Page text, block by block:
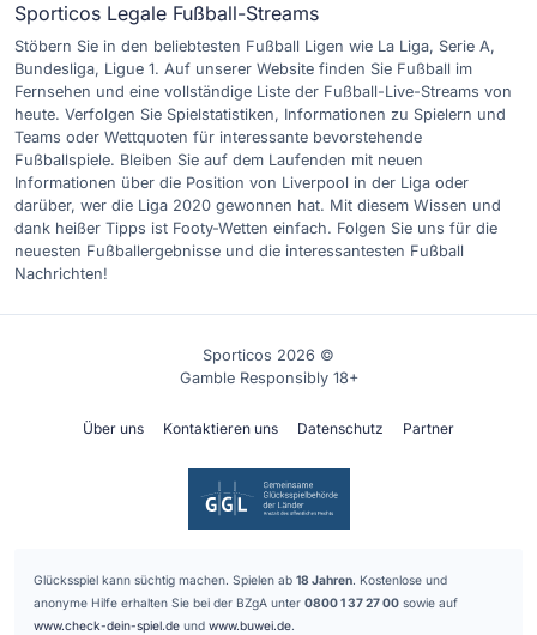
Sporticos Legale Fußball-Streams
Stöbern Sie in den beliebtesten Fußball Ligen wie La Liga, Serie A,
Bundesliga, Ligue 1. Auf unserer Website finden Sie Fußball im
Fernsehen und eine vollständige Liste der Fußball-Live-Streams von
heute. Verfolgen Sie Spielstatistiken, Informationen zu Spielern und
Teams oder Wettquoten für interessante bevorstehende
Fußballspiele. Bleiben Sie auf dem Laufenden mit neuen
Informationen über die Position von Liverpool in der Liga oder
darüber, wer die Liga 2020 gewonnen hat. Mit diesem Wissen und
dank heißer Tipps ist Footy-Wetten einfach. Folgen Sie uns für die
neuesten Fußballergebnisse und die interessantesten Fußball
Nachrichten!
Sporticos 2026 ©
Gamble Responsibly 18+
Über uns Kontaktieren uns Datenschutz Partner
Glücksspiel kann süchtig machen. Spielen ab 18 Jahren. Kostenlose und
anonyme Hilfe erhalten Sie bei der BZgA unter 0800 1 37 27 00 sowie auf
www.check-dein-spiel.de und www.buwei.de.